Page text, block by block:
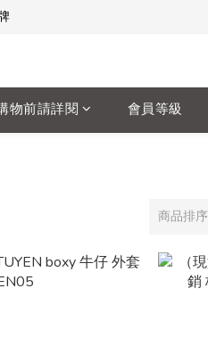
物前請詳閱 會員等級
商品排序